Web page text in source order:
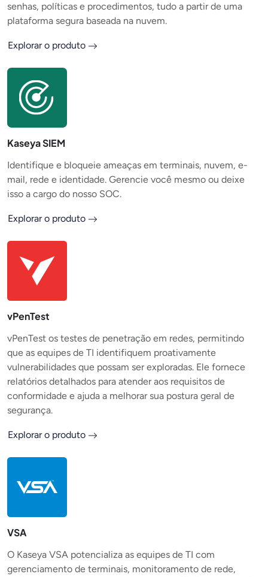
senhas, políticas e procedimentos, tudo a partir de uma
plataforma segura baseada na nuvem.
Explorar o produto
Kaseya SIEM
Identifique e bloqueie ameaças em terminais, nuvem, e-
mail, rede e identidade. Gerencie você mesmo ou deixe
isso a cargo do nosso SOC.
Explorar o produto
vPenTest
vPenTest os testes de penetração em redes, permitindo
que as equipes de TI identifiquem proativamente
vulnerabilidades que possam ser exploradas. Ele fornece
relatórios detalhados para atender aos requisitos de
conformidade e ajuda a melhorar sua postura geral de
segurança.
Explorar o produto
VSA
O Kaseya VSA potencializa as equipes de TI com
gerenciamento de terminais, monitoramento de rede,